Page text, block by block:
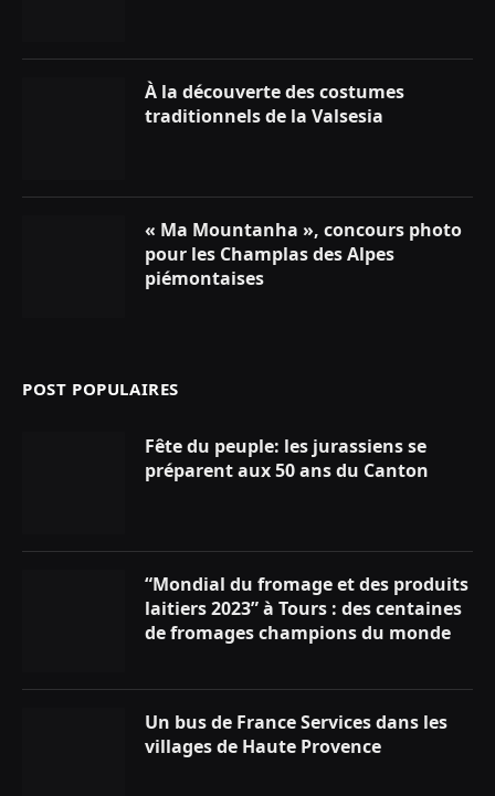
À la découverte des costumes
traditionnels de la Valsesia
« Ma Mountanha », concours photo
pour les Champlas des Alpes
piémontaises
POST POPULAIRES
Fête du peuple: les jurassiens se
préparent aux 50 ans du Canton
“Mondial du fromage et des produits
laitiers 2023” à Tours : des centaines
de fromages champions du monde
Un bus de France Services dans les
villages de Haute Provence